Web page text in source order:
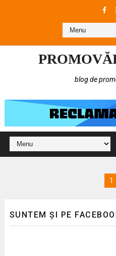
blog de
1
SUNTEM ȘI PE